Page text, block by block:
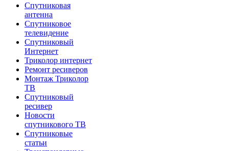
Спутниковая
антенна
Спутниковое
телевидение
Спутниковый
Интернет
Триколор интернет
Ремонт ресиверов
Монтаж Триколор
ТВ
Спутниковый
ресивер
Новости
спутникового ТВ
Спутниковые
статьи